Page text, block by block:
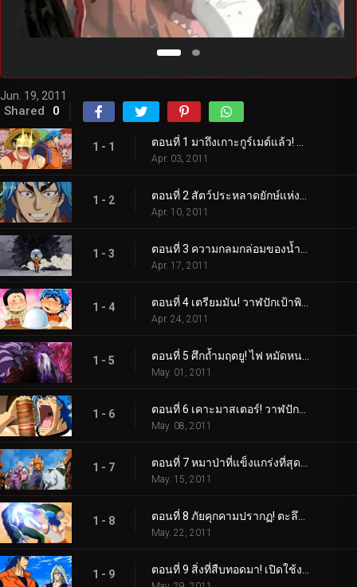
Jun. 19, 2011
Shared 0
1 - 1
Apr. 03, 2011
1 - 2
Apr. 10, 2011
1 - 3
Apr. 17, 2011
1 - 4
Apr. 24, 2011
1 - 5
May. 01, 2011
1 - 6
May. 08, 2011
1 - 7
May. 15, 2011
1 - 8
May. 22, 2011
1 - 9